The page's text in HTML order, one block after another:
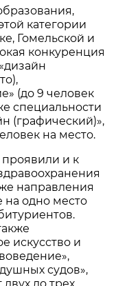
категории
Гомельской и
конкуренция
(до 9 человек
специальности
(графический)»,
на место.
и к
направления
на одно место
искусство и
судов»,